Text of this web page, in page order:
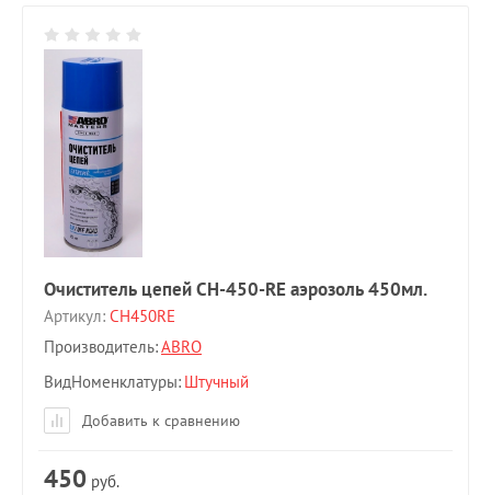
Очиститель цепей CH-450-RE аэрозоль 450мл.
Артикул: CH450RE
Производитель:ABRO
ВидНоменклатуры Штучный
Добавить к сравнению
450 руб.